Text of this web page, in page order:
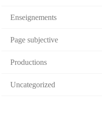
Enseignements
Page subjective
Productions
Uncategorized